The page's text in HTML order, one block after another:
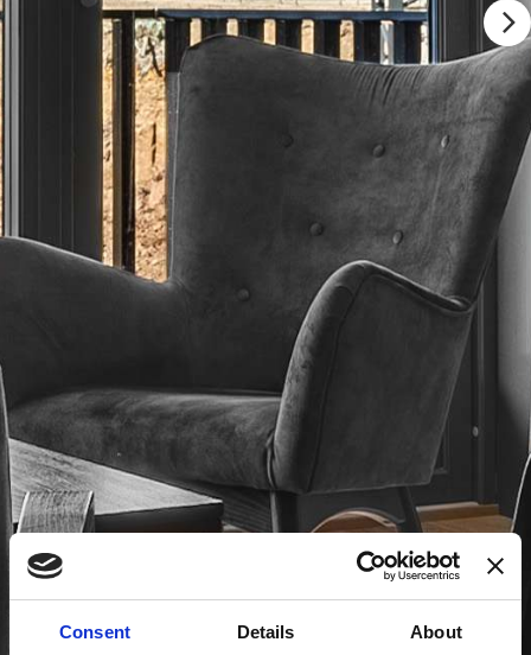
Consent Details About